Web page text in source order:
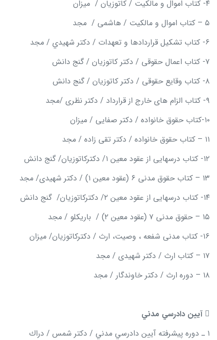
۴- کتاب اموال و مالکیت / کاتوزیان / میزان
۵ – کتاب اموال و مالکیت / هاشمی / مجد
۶- كتاب تشكيل قراردادها و تعهدات / دكتر شهيدي / مجد
۷- کتاب اعمال حقوقی / دکتر کاتوزیان / گنج دانش
۸- کتاب وقایع حقوقی / دکتر کاتوزیان / گنج دانش
۹- کتاب الزام های خارج از قرارداد / دکتر نظری /مجد
۱۰-کتاب حقوق خانواده / دکتر صفایی / میزان
۱۱ – کتاب حقوق خانواده / دکتر تقی زاده / مجد
۱۲- کتاب درسهایی از عقود معین ۱/ دکترکاتوزیان/ گنج دانش
۱۳ – کتاب حقوق مدنی ۶ (عقود معین ۱) / دکتر شهیدی/ مجد
۱۴- کتاب درسهایی از عقود معین ۲/ دکترکاتوزیان/ گنج دانش
۱۵ – حقوق مدنی ۷ (عقود معین ۲) / باریکلو / مجد
۱۶- کتاب مدنی شفعه ، وصیت، ارث / دکترکاتوزیان/ میزان
۱۷ – کتاب ارث / دکتر شهیدی / مجد
۱۸ – دوره ارث / دکتر خاوندگار / مجد
 آيين دادرسي مدني
۱ ـ دوره پیشرفته آيين دادرسي مدني / دكتر شمس / دراك